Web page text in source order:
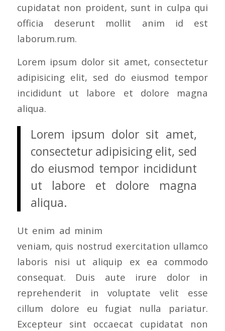
cupidatat non proident, sunt in culpa qui
officia deserunt mollit anim id est
laborum.rum.
Lorem ipsum dolor sit amet, consectetur
adipisicing elit, sed do eiusmod tempor
incididunt ut labore et dolore magna
aliqua.
Lorem ipsum dolor sit amet,
consectetur adipisicing elit, sed
do eiusmod tempor incididunt
ut labore et dolore magna
aliqua.
Ut enim ad minim
veniam, quis nostrud exercitation ullamco
laboris nisi ut aliquip ex ea commodo
consequat. Duis aute irure dolor in
reprehenderit in voluptate velit esse
cillum dolore eu fugiat nulla pariatur.
Excepteur sint occaecat cupidatat non